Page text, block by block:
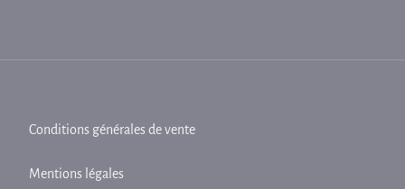
Conditions générales de vente
Mentions légales